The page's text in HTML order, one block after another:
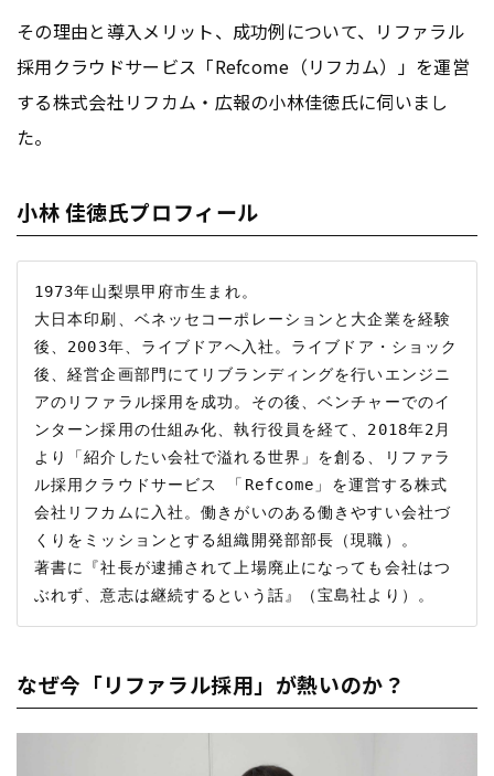
その理由と導入メリット、成功例について、リファラル
採用クラウドサービス「Refcome（リフカム）」を運営
する株式会社リフカム・広報の小林佳徳氏に伺いまし
た。
小林 佳徳氏プロフィール
1973年山梨県甲府市生まれ。
大日本印刷、ベネッセコーポレーションと大企業を経験
後、2003年、ライブドアへ入社。ライブドア・ショック
後、経営企画部門にてリブランディングを行いエンジニ
アのリファラル採用を成功。その後、ベンチャーでのイ
ンターン採用の仕組み化、執行役員を経て、2018年2月
より「紹介したい会社で溢れる世界」を創る、リファラ
ル採用クラウドサービス 「Refcome」を運営する株式
会社リフカムに入社。働きがいのある働きやすい会社づ
くりをミッションとする組織開発部部長（現職）。
著書に『社長が逮捕されて上場廃止になっても会社はつ
なぜ今「リファラル採用」が熱いのか？